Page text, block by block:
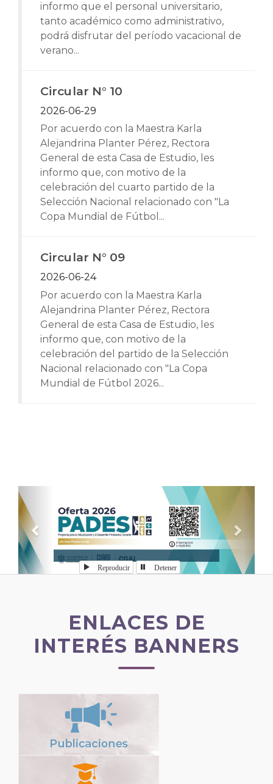
informo que el personal universitario,
tanto académico como administrativo,
podrá disfrutar del período vacacional de
verano...
Circular N° 10
2026-06-29
Por acuerdo con la Maestra Karla
Alejandrina Planter Pérez, Rectora
General de esta Casa de Estudio, les
informo que, con motivo de la
celebración del cuarto partido de la
Selección Nacional relacionado con "La
Copa Mundial de Fútbol...
Circular N° 09
2026-06-24
Por acuerdo con la Maestra Karla
Alejandrina Planter Pérez, Rectora
General de esta Casa de Estudio, les
informo que, con motivo de la
celebración del partido de la Selección
Nacional relacionado con "La Copa
Mundial de Fútbol 2026...
Reproducir Detener
ENLACES DE
INTERÉS BANNERS